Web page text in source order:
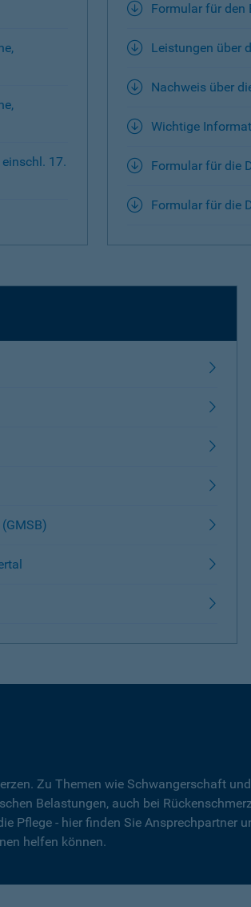
17.
Formular für den
Leistungen über
Nachweis über
Wichtige
Formular für die
Formular für die
Zu Themen wie Schwangerschaft
Belastungen, auch bei
Pflege - hier finden Sie Ansprechpartner
helfen können.